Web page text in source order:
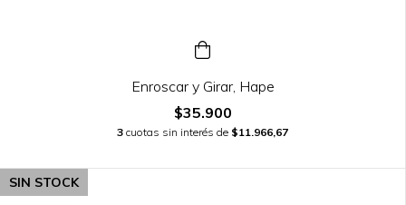
Enroscar y Girar, Hape
$35.900
3 cuotas sin interés de $11.966,67
SIN STOCK